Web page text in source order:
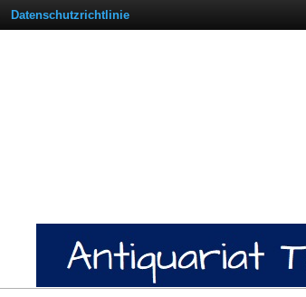
Datenschutzrichtlinie